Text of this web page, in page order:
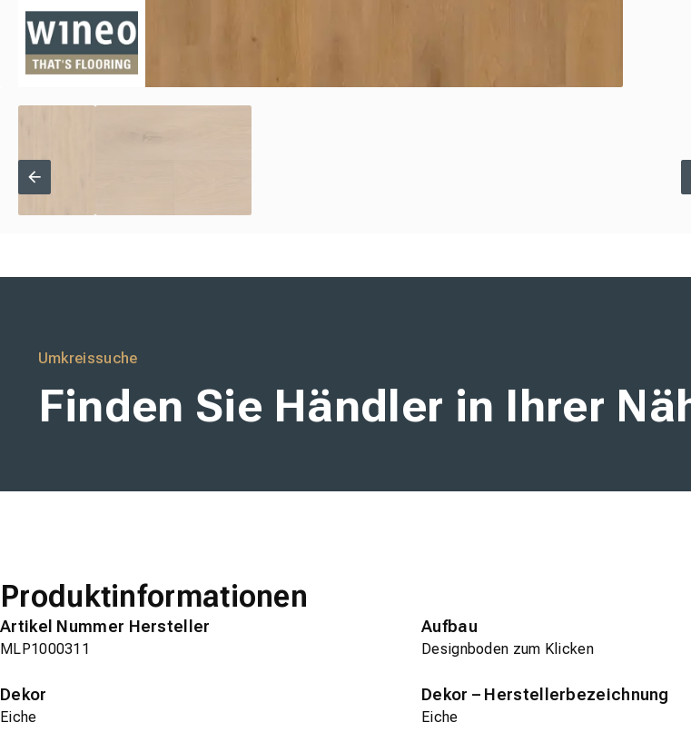
Umkreissuche
Finden Sie Händler in Ihrer
Produktinformationen
Artikel Nummer Hersteller
MLP1000311
Aufbau
Designboden zum Klicken
Dekor
Eiche
Dekor – Herstellerbezeichnung
Eiche